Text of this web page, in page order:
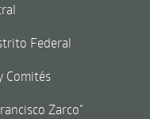
Federal
Comités
Zarco"